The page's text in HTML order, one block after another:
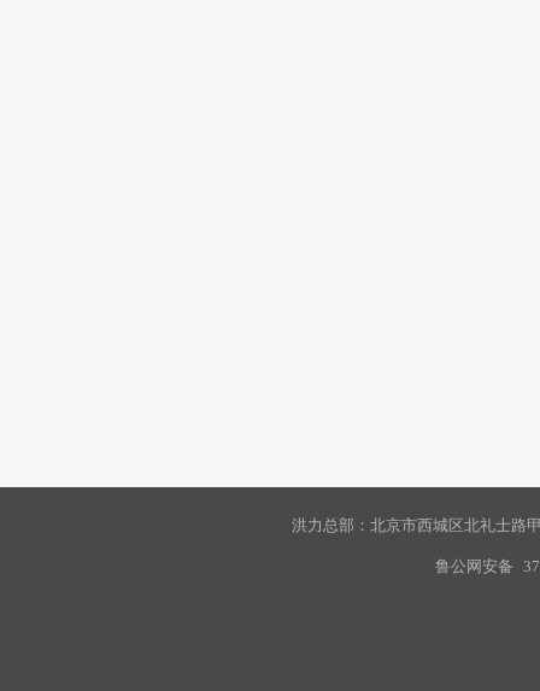
洪力总部：北京市西城区北礼士路
鲁公网安备